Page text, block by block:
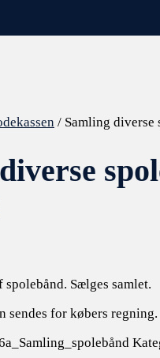
/ Samling diverse
Sælges samlet.
sendes for købers regning.